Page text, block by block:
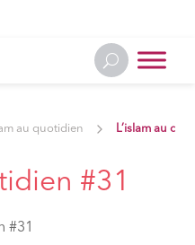
au quotidien L’islam au
#31
#31